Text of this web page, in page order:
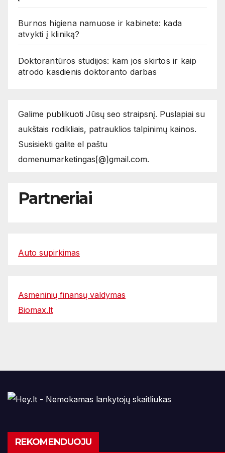
Burnos higiena namuose ir kabinete: kada
atvykti į kliniką?
Doktorantūros studijos: kam jos skirtos ir kaip
atrodo kasdienis doktoranto darbas
Galime publikuoti Jūsų seo straipsnį. Puslapiai su
aukštais rodikliais, patrauklios talpinimų kainos.
Susisiekti galite el paštu
domenumarketingas[@]gmail.com.
Partneriai
Auto supirkimas
Asmeninių finansų valdymas
Biomax.lt
REKOMENDUOJU